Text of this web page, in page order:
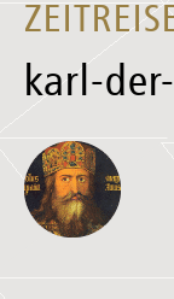
karl-